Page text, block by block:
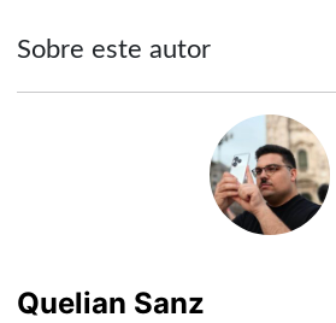
Sobre este autor
Quelian Sanz